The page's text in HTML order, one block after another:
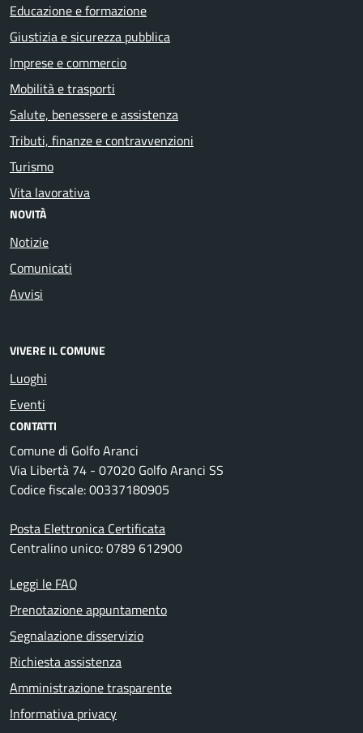
Educazione e formazione
Giustizia e sicurezza pubblica
Imprese e commercio
Mobilità e trasporti
Salute, benessere e assistenza
Tributi, finanze e contravvenzioni
Turismo
Vita lavorativa
NOVITÀ
Notizie
Comunicati
Avvisi
VIVERE IL COMUNE
Luoghi
Eventi
CONTATTI
Comune di Golfo Aranci
Via Libertà 74 - 07020 Golfo Aranci SS
Codice fiscale: 00337180905
Posta Elettronica Certificata
Centralino unico: 0789 612900
Leggi le FAQ
Prenotazione appuntamento
Segnalazione disservizio
Richiesta assistenza
Amministrazione trasparente
Informativa privacy